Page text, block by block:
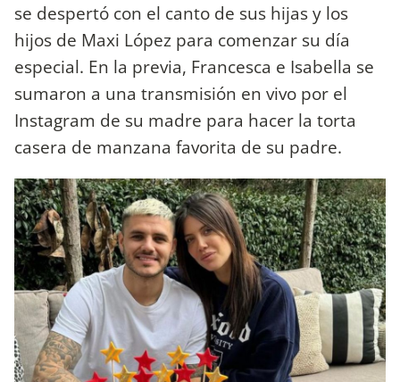
se despertó con el canto de sus hijas y los
hijos de Maxi López para comenzar su día
especial. En la previa, Francesca e Isabella se
sumaron a una transmisión en vivo por el
Instagram de su madre para hacer la torta
casera de manzana favorita de su padre.